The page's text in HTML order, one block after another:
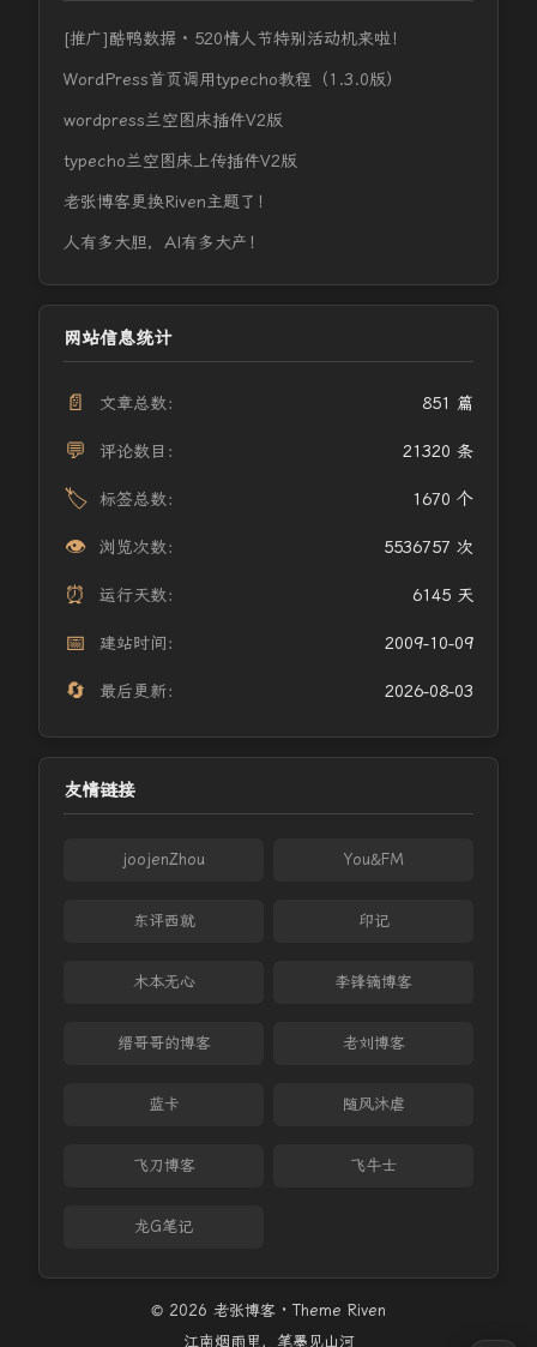
[推广]酷鸭数据 · 520情人节特别活动机来啦！
WordPress首页调用typecho教程（1.3.0版）
wordpress兰空图床插件V2版
typecho兰空图床上传插件V2版
老张博客更换Riven主题了！
人有多大胆，AI有多大产！
网站信息统计
📄 文章总数： 851 篇
💬 评论数目： 21320 条
🏷️ 标签总数： 1670 个
👁️ 浏览次数： 5536757 次
⏰ 运行天数： 6145 天
📅 建站时间： 2009-10-09
🔄 最后更新： 2026-08-03
友情链接
joojenZhou You&FM
东评西就 印记
木本无心 李锋镝博客
缙哥哥的博客 老刘博客
蓝卡 随风沐虐
飞刀博客 飞牛士
龙G笔记
© 2026 老张博客 · Theme Riven
江南烟雨里，笔墨见山河